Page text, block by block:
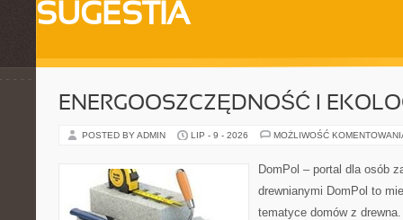
SUGESTIA
ENERGOOSZCZĘDNOŚĆ I
POSTED BY ADMIN LIP - 9 - 2026 MOŻLIWOŚĆ
DomPol – portal dla osób
drewnianymi DomPol to
tematyce domów z